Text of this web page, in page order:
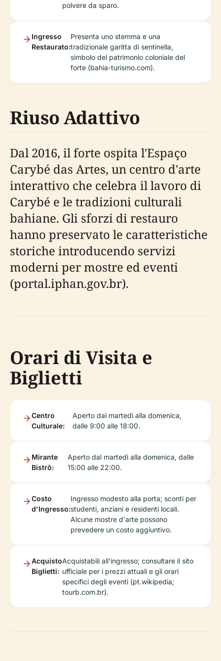
polvere da sparo.
Ingresso
Restaurato:
Presenta uno stemma e una
tradizionale garitta di sentinella,
simbolo del patrimonio coloniale del
forte (bahia-turismo.com).
Riuso Adattivo
Dal 2016, il forte ospita l'Espaço
Carybé das Artes, un centro d'arte
interattivo che celebra il lavoro di
Carybé e le tradizioni culturali
bahiane. Gli sforzi di restauro
hanno preservato le caratteristiche
storiche introducendo servizi
moderni per mostre ed eventi
(portal.iphan.gov.br).
Orari di Visita e
Biglietti
Centro
Culturale:
Aperto dal martedì alla domenica,
dalle 9:00 alle 18:00.
Mirante
Bistrô:
Aperto dal martedì alla domenica, dalle
15:00 alle 22:00.
Costo
d'Ingresso:
Ingresso modesto alla porta; sconti per
studenti, anziani e residenti locali.
Alcune mostre d'arte possono
prevedere un costo aggiuntivo.
Acquisto
Biglietti:
Acquistabili all'ingresso; consultare il sito
ufficiale per i prezzi attuali e gli orari
specifici degli eventi (pt.wikipedia;
tourb.com.br).